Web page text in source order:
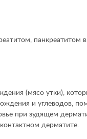
панкреатитом в
(мясо утки),
и углеводов,
при зудящем
дерматите.